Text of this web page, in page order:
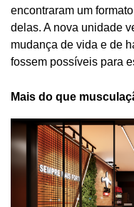
encontraram um
delas. A nova unidade
mudança de vida e de
fossem possíveis para
Mais do que